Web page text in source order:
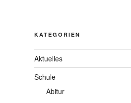
KATEGORIEN
Aktuelles
Schule
Abitur